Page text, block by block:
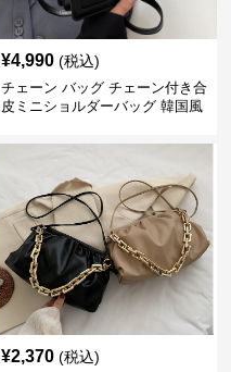
¥4,990 (税込)
チェーン バッグ チェーン付き合
皮ミニショルダーバッグ 韓国風
¥2,370 (税込)